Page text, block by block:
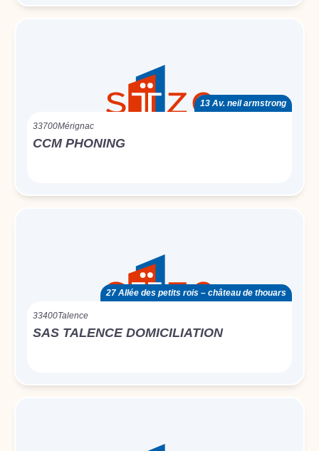
13 Av. neil armstrong
33700Mérignac
CCM PHONING
27 Allée des petits rois – château de thouars
33400Talence
SAS TALENCE DOMICILIATION